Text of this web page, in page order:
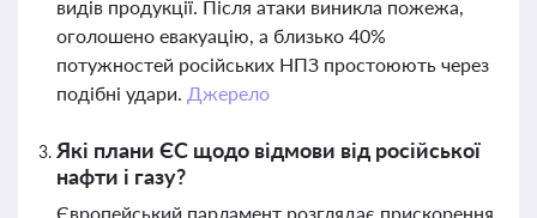
видів продукції. Після атаки виникла пожежа,
оголошено евакуацію, а близько 40%
потужностей російських НПЗ простоюють через
подібні удари. Джерело
Які плани ЄС щодо відмови від російської
нафти і газу?
Європейський парламент розглядає прискорення